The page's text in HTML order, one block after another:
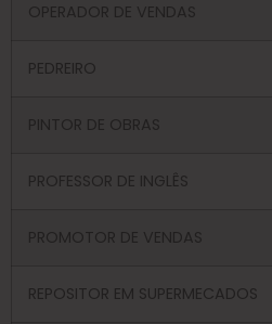
OPERADOR DE VENDAS
PEDREIRO
PINTOR DE OBRAS
PROFESSOR DE INGLÊS
PROMOTOR DE VENDAS
REPOSITOR EM SUPERMECADOS